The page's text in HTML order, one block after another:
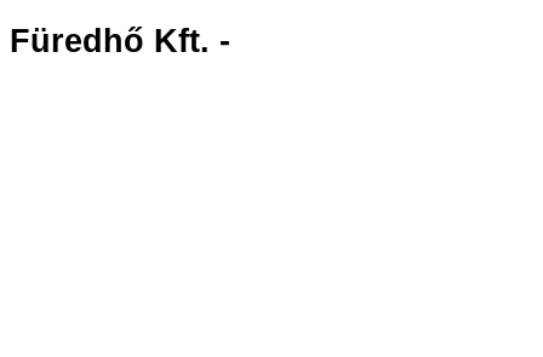
Füredhő Kft. -